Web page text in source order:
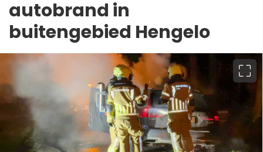
autobrand in
buitengebied Hengelo